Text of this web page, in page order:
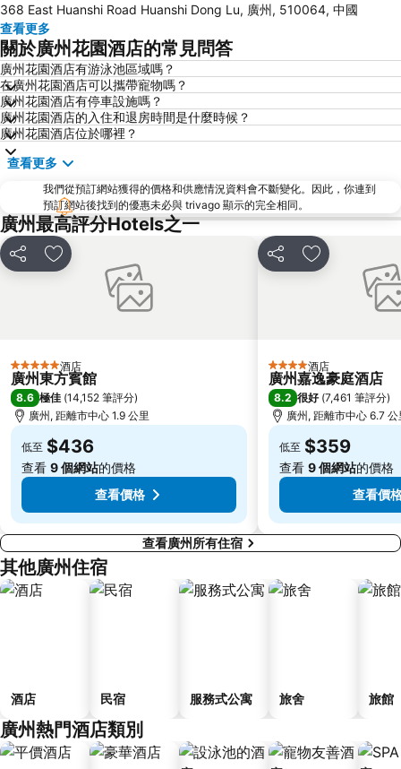
廣州白雲國際機場
Guangzhou South Railway Station
沙面島
廣州電視台天文及觀光塔
太古匯
廣東奧林匹克體育中心
Pazhou International conference and exhibition center
廣州大劇院
三水區
Haizhu District
黃浦區
Tianhe Sports Center
Nanhai District
中信廣場
Grandview Mall
Sun-Yat-Sen Memorial Hall
Yuexiu Park
368 East Huanshi Road Huanshi Dong Lu, 廣州, 510064, 中國
查看更多
關於廣州花園酒店的常見問答
廣州花園酒店有游泳池區域嗎？
在廣州花園酒店可以攜帶寵物嗎？
廣州花園酒店有停車設施嗎？
廣州花園酒店的入住和退房時間是什麼時候？
廣州花園酒店位於哪裡？
查看更多
我們從預訂網站獲得的價格和供應情況資料會不斷變化。因此，你連到
預訂網站後找到的優惠未必與 trivago 顯示的完全相同。
廣州最高評分Hotels之一
分享 放到收藏夾
5 星級 酒店
廣州東方賓館
8.6 極佳 (14,152 筆評分)
廣州, 距離市中心 1.9 公里
低至 $436
查看 9 個網站的價格
查看價格
分享 放到收藏夾
4 星級 酒店
廣州嘉逸豪庭酒店
8.2 很好 (7,461 筆評分)
廣州, 距離市中心 6.7 公
低至 $359
查看 9 個網站的價格
查看價
查看廣州所有住宿
其他廣州住宿
酒店 民宿 服務式公寓 旅舍 旅館
廣州熱門酒店類別